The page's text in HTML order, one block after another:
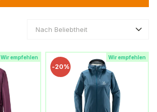
Nach Beliebtheit
Wir empfehlen Wir empfehlen
-20%